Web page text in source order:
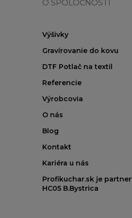
O SPOLOČNOSTI
Výšivky
Gravírovanie do kovu
DTF Potlač na textil
Referencie
Výrobcovia
O nás
Blog
Kontakt
Kariéra u nás
Profikuchar.sk je partner
HC05 B.Bystrica